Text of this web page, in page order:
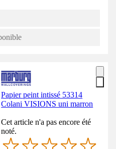
Papier peint intissé 53314
Colani VISIONS uni marron
Cet article n'a pas encore été
noté.